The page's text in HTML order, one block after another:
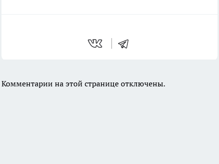
Комментарии на этой странице отключены.